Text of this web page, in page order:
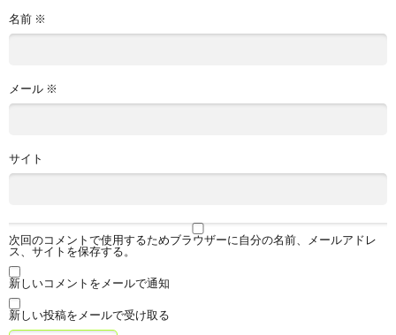
名前 ※
メール ※
サイト
次回のコメントで使用するためブラウザーに自分の名前、メールアドレ
ス、サイトを保存する。
新しいコメントをメールで通知
新しい投稿をメールで受け取る